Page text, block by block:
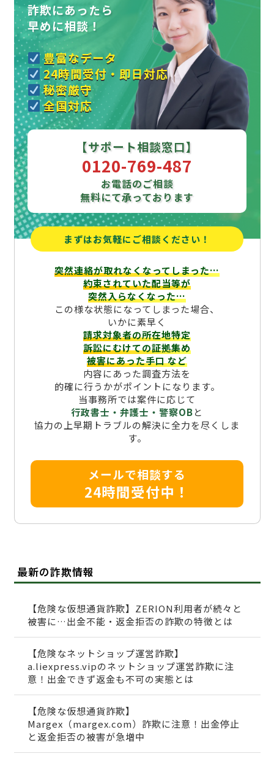
詐欺にあったら
早めに相談！
豊富なデータ
24時間受付・即日対応
秘密厳守
全国対応
【サポート相談窓口】
0120-769-487
お電話のご相談
無料にて承っております
まずはお気軽にご相談ください！
突然連絡が取れなくなってしまった…
約束されていた配当等が
突然入らなくなった…
この様な状態になってしまった場合、
いかに素早く
請求対象者の所在地特定
訴訟にむけての証拠集め
被害にあった手口など
内容にあった調査方法を
的確に行うかがポイントになります。
当事務所では案件に応じて
行政書士・弁護士・警察OBと
協力の上早期トラブルの解決に全力を尽くしま
す。
メールで相談する
24時間受付中！
最新の詐欺情報
【危険な仮想通貨詐欺】ZERION利用者が続々と
被害に…出金不能・返金拒否の詐欺の特徴とは
【危険なネットショップ運営詐欺】
a.liexpress.vipのネットショップ運営詐欺に注
意！出金できず返金も不可の実態とは
【危険な仮想通貨詐欺】
Margex（margex.com）詐欺に注意！出金停止
と返金拒否の被害が急増中